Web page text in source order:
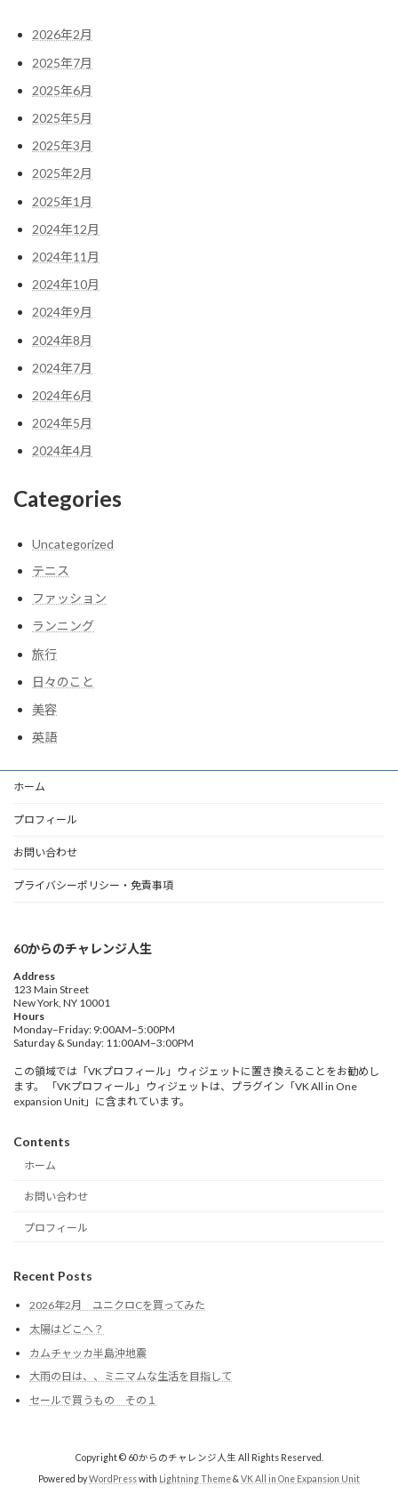
2026年2月
2025年7月
2025年6月
2025年5月
2025年3月
2025年2月
2025年1月
2024年12月
2024年11月
2024年10月
2024年9月
2024年8月
2024年7月
2024年6月
2024年5月
2024年4月
Categories
Uncategorized
テニス
ファッション
ランニング
旅行
日々のこと
美容
英語
ホーム
プロフィール
お問い合わせ
プライバシーポリシー・免責事項
60からのチャレンジ人生
Address
123 Main Street
New York, NY 10001
Hours
Monday–Friday: 9:00AM–5:00PM
Saturday & Sunday: 11:00AM–3:00PM
この領域では「VKプロフィール」ウィジェットに置き換えることをお勧めし
ます。 「VKプロフィール」ウィジェットは、プラグイン「VK All in One
expansion Unit」に含まれています。
Contents
ホーム
お問い合わせ
プロフィール
Recent Posts
2026年2月 ユニクロCを買ってみた
太陽はどこへ？
カムチャッカ半島沖地震
大雨の日は、、ミニマムな生活を目指して
セールで買うもの その１
Copyright © 60からのチャレンジ人生 All Rights Reserved.
Powered byWordPresswith Lightning Theme& VK All in One Expansion Unit